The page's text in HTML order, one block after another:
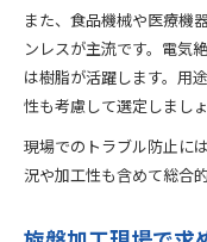
また、食品機械や医療機
ンレスが主流です。電気
は樹脂が活躍します。用
性も考慮して選定しましょ
現場でのトラブル防止に
況や加工性も含めて総合